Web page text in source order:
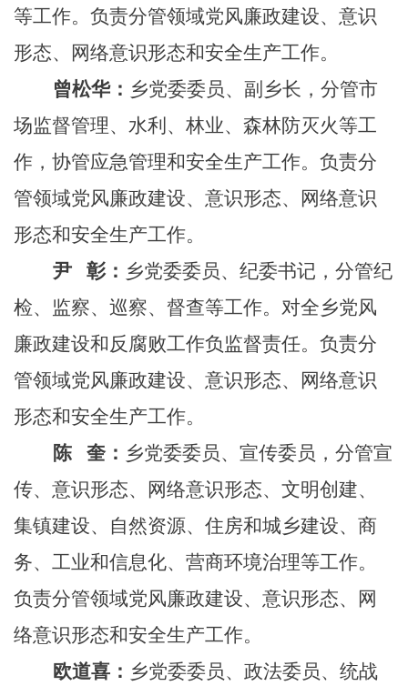
等工作。负责分管领域党风廉政建设、意识
形态、网络意识形态和安全生产工作。
曾松华： 乡党委委员、副乡长，分管市
场监督管理、水利、林业、森林防灭火等工
作，协管应急管理和安全生产工作。负责分
管领域党风廉政建设、意识形态、网络意识
形态和安全生产工作。
尹
彰： 乡党委委员、纪委书记，分管纪
检、监察、巡察、督查等工作。对全乡党风
廉政建设和反腐败工作负监督责任。负责分
管领域党风廉政建设、意识形态、网络意识
形态和安全生产工作。
陈
奎： 乡党委委员、宣传委员，分管宣
传、意识形态、网络意识形态、文明创建、
集镇建设、自然资源、住房和城乡建设、商
务、工业和信息化、营商环境治理等工作。
负责分管领域党风廉政建设、意识形态、网
络意识形态和安全生产工作。
欧道喜： 乡党委委员、政法委员、统战